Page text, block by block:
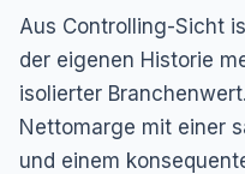
Aus Controlling-Sicht
der eigenen Historie
isolierter
Nettomarge mit einer
und einem